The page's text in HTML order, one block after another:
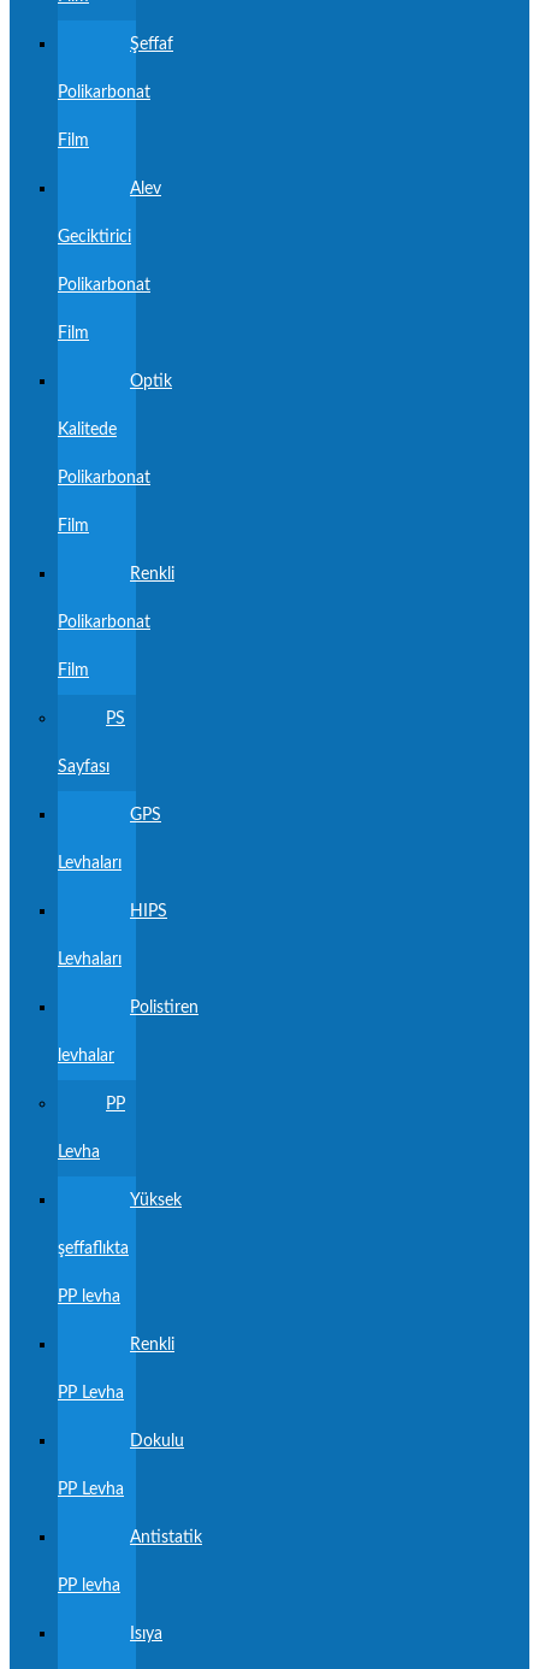
Şeffaf
Polikarbonat
Film
Alev
Geciktirici
Polikarbonat
Film
Optik
Kalitede
Polikarbonat
Film
Renkli
Polikarbonat
Film
PS
Sayfası
GPS
Levhaları
HIPS
Levhaları
Polistiren
levhalar
PP
Levha
Yüksek
şeffaflıkta
PP levha
Renkli
PP Levha
Dokulu
PP Levha
Antistatik
PP levha
Isıya